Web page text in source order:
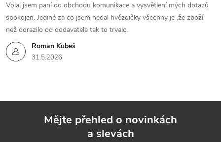
Roman Kubeš
31.5.2026
Volal jsem paní do obchodu komunikace a vysvětlení mých dotazů
spokojen. Jediné za co jsem nedal hvězdičky všechny je ,že zboží
než dorazilo od dodavatele tak to trvalo.
Mějte přehled o novinkách
a slevách